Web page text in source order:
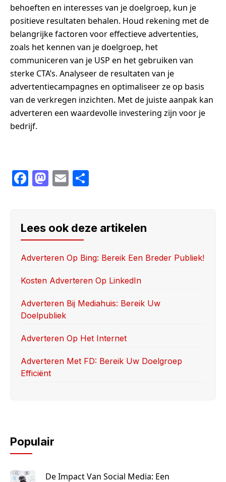
behoeften en interesses van je doelgroep, kun je
positieve resultaten behalen. Houd rekening met de
belangrijke factoren voor effectieve advertenties,
zoals het kennen van je doelgroep, het
communiceren van je USP en het gebruiken van
sterke CTA’s. Analyseer de resultaten van je
advertentiecampagnes en optimaliseer ze op basis
van de verkregen inzichten. Met de juiste aanpak kan
adverteren een waardevolle investering zijn voor je
bedrijf.
F
e
b
o
o
M
o
d
o
n
E
e
Lees ook deze artikelen
Adverteren Op Bing: Bereik Een Breder Publiek!
Kosten Adverteren Op LinkedIn
Adverteren Bij Mediahuis: Bereik Uw
Doelpubliek
Adverteren Op Het Internet
Adverteren Met FD: Bereik Uw Doelgroep
Efficiënt
Populair
De Impact Van Social Media: Een